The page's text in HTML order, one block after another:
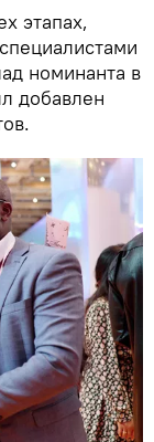
этапах,
номинанта в
добавлен